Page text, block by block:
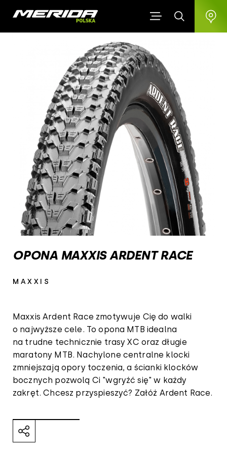
OPONA MAXXIS ARDENT RACE
MAXXIS
Maxxis Ardent Race zmotywuje Cię do walki
o najwyższe cele. To opona MTB idealna
na trudne technicznie trasy XC oraz długie
maratony MTB. Nachylone centralne klocki
zmniejszają opory toczenia, a ścianki klocków
bocznych pozwolą Ci "wgryźć się" w każdy
zakręt. Chcesz przyspieszyć? Załóż Ardent Race.